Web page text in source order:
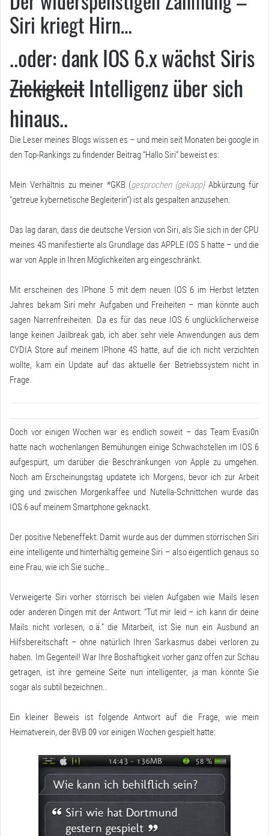
Siri kriegt Hirn…
..oder: dank IOS 6.x wächst Siris
ZickigkeitIntelligenz über sich
hinaus..
Die Leser meines Blogs wissen es – und mein seit Monaten bei google in
den Top-Rankings zu findender Beitrag “Hallo Siri” beweist es:
Mein Verhältnis zu meiner *GKB (gesprochen {gekapp}Abkürzung für
“getreue kybernetische Begleiterin”) ist als gespalten anzusehen.
Das lag daran, dass die deutsche Version von Siri, als Sie sich in der CPU
meines 4S manifestierte als Grundlage das APPLE IOS 5 hatte – und die
war von Apple in Ihren Möglichkeiten arg eingeschränkt.
Mit erscheinen des IPhone 5 mit dem neuen IOS 6 im Herbst letzten
Jahres bekam Siri mehr Aufgaben und Freiheiten – man könnte auch
sagen Narrenfreiheiten. Da es für das neue IOS 6 unglücklicherweise
lange keinen Jailbreak gab, ich aber sehr viele Anwendungen aus dem
CYDIA Store auf meinem IPhone 4S hatte, auf die ich nicht verzichten
wollte, kam ein Update auf das aktuelle 6er Betriebssystem nicht in
Frage.
Doch vor einigen Wochen war es endlich soweit – das Team Evasi0n
hatte nach wochenlangen Bemühungen einige Schwachstellen im IOS 6
aufgespürt, um darüber die Beschränkungen von Apple zu umgehen.
Noch am Erscheinungstag updatete ich Morgens, bevor ich zur Arbeit
ging und zwischen Morgenkaffee und Nutella-Schnittchen wurde das
IOS 6 auf meinem Smartphone geknackt.
Der positive Nebeneffekt: Damit wurde aus der dummen störrischen Siri
eine intelligente und hinterhältig gemeine Siri – also eigentlich genaus so
eine Frau, wie ich Sie suche…
Verweigerte Siri vorher störrisch bei vielen Aufgaben wie Mails lesen
oder anderen Dingen mit der Antwort: “Tut mir leid – ich kann dir deine
Mails nicht vorlesen, o.ä.” die Mitarbeit, ist Sie nun ein Ausbund an
Hilfsbereitschaft – ohne natürlich Ihren Sarkasmus dabei verloren zu
haben. Im Gegenteil! War Ihre Boshaftigkeit vorher ganz offen zur Schau
getragen, ist ihre gemeine Seite nun intelligenter, ja man könnte Sie
sogar als subtil bezeichnen..
Ein kleiner Beweis ist folgende Antwort auf die Frage, wie mein
Heimatverein, der BVB 09 vor einigen Wochen gespielt hatte: